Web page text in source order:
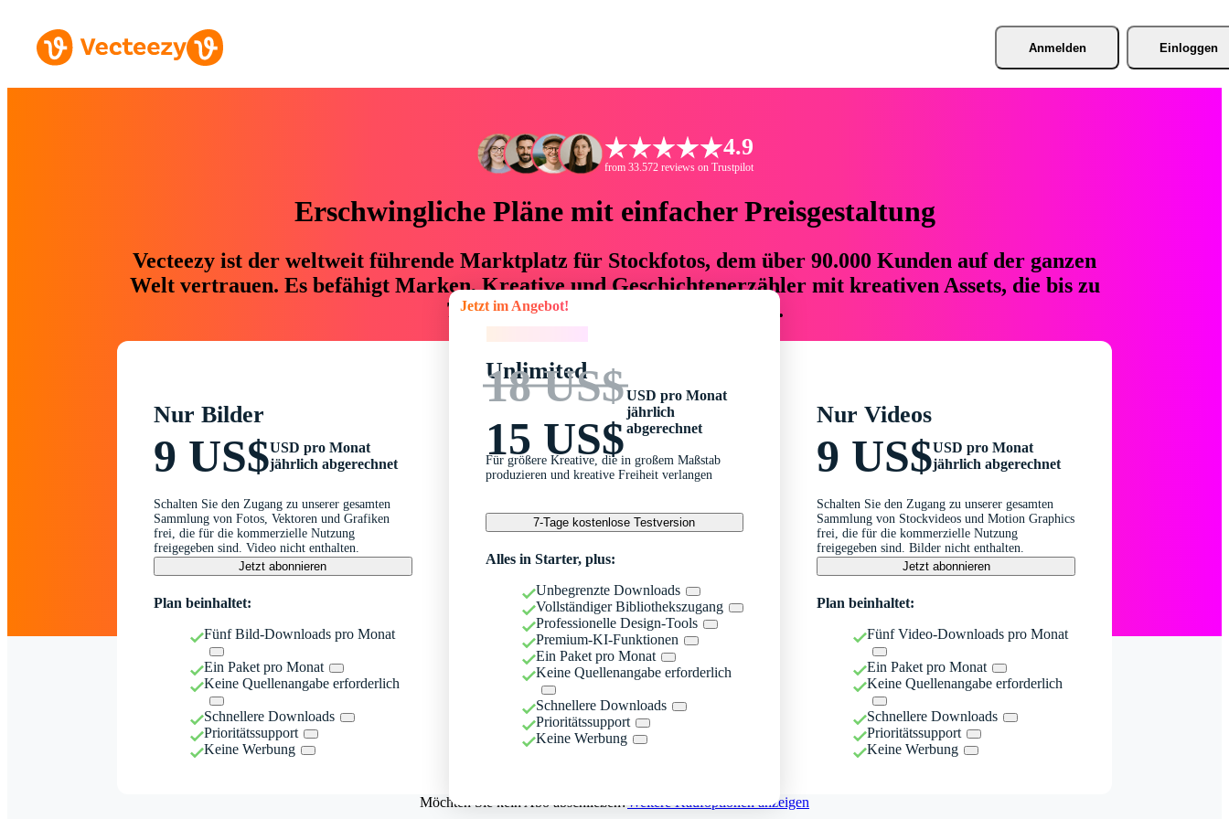
Anmelden Einloggen
4.9
from 33.572 reviews on Trustpilot
Erschwingliche Pläne mit einfacher Preisgestaltung
Vecteezy ist der weltweit führende Marktplatz für Stockfotos, dem über 90.000 Kunden auf der ganzen
Welt vertrauen. Es befähigt Marken, Kreative und Geschichtenerzähler mit kreativen Assets, die bis zu
76 % an Zeit und Budget einsparen.
Nur Bilder
9 US$USD pro Monat
jährlich abgerechnet
Schalten Sie den Zugang zu unserer gesamten
Sammlung von Fotos, Vektoren und Grafiken
frei, die für die kommerzielle Nutzung
freigegeben sind. Video nicht enthalten.
Jetzt abonnieren
Plan beinhaltet:
Fünf Bild-Downloads pro Monat
Ein Paket pro Monat
Keine Quellenangabe erforderlich
Schnellere Downloads
Prioritätssupport
Keine Werbung
Jetzt im Angebot!
Unlimited
18 US$
15 US$
USD pro Monat
jährlich
abgerechnet
Für größere Kreative, die in großem Maßstab
produzieren und kreative Freiheit verlangen
7-Tage kostenlose Testversion
Alles in Starter, plus:
Unbegrenzte Downloads
Vollständiger Bibliothekszugang
Professionelle Design-Tools
Premium-KI-Funktionen
Ein Paket pro Monat
Keine Quellenangabe erforderlich
Schnellere Downloads
Prioritätssupport
Keine Werbung
Nur Videos
9 US$USD pro Monat
jährlich abgerechnet
Schalten Sie den Zugang zu unserer gesamten
Sammlung von Stockvideos und Motion Graphics
frei, die für die kommerzielle Nutzung
freigegeben sind. Bilder nicht enthalten.
Jetzt abonnieren
Plan beinhaltet:
Fünf Video-Downloads pro Monat
Ein Paket pro Monat
Keine Quellenangabe erforderlich
Schnellere Downloads
Prioritätssupport
Keine Werbung
Möchten Sie kein Abo abschließen?Weitere Kaufoptionen anzeigen